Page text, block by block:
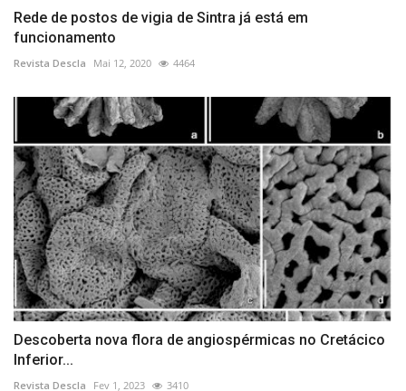
Rede de postos de vigia de Sintra já está em
funcionamento
Revista Descla Mai 12, 2020 4464
Descoberta nova flora de angiospérmicas no Cretácico
Inferior...
Revista Descla Fev 1, 2023 3410